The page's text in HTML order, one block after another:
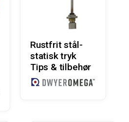
Læs Mere
Rustfrit stål-
statisk tryk
Tips & tilbehør